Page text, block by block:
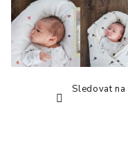
Sledovat na